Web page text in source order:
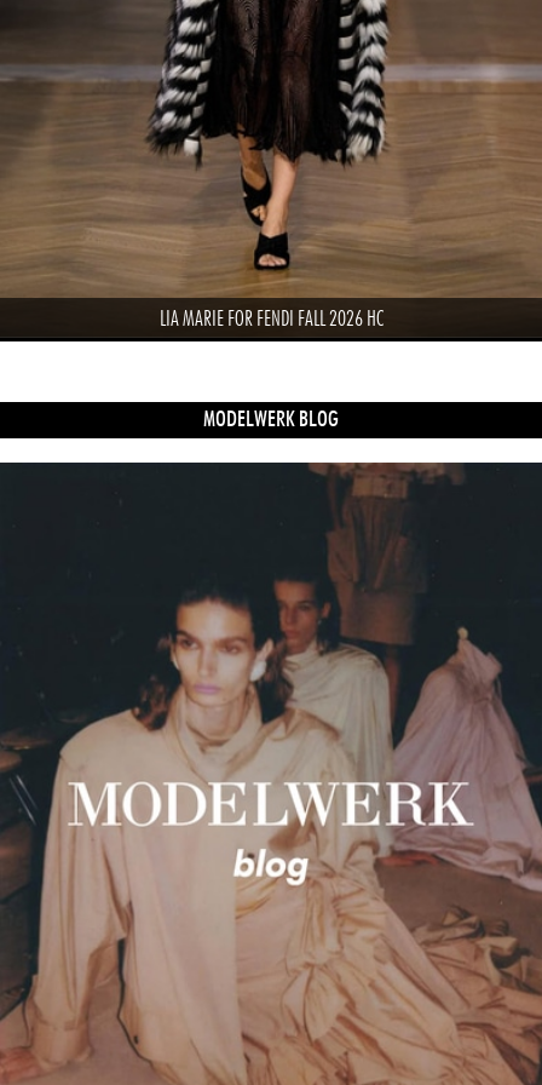
LIA MARIE FOR FENDI FALL 2026 HC
MODELWERK BLOG